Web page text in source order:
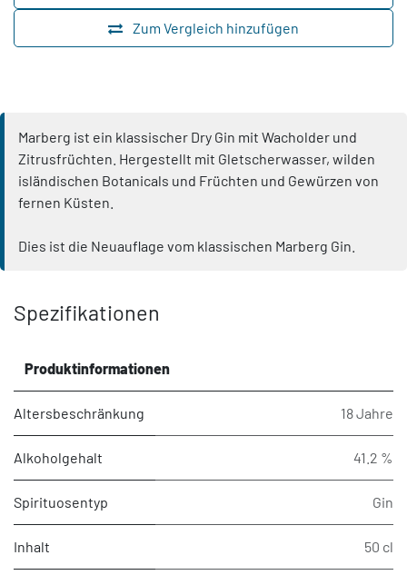
Zum Vergleich hinzufügen
Marberg ist ein klassischer Dry Gin mit Wacholder und
Zitrusfrüchten. Hergestellt mit Gletscherwasser, wilden
isländischen Botanicals und Früchten und Gewürzen von
fernen Küsten.
Dies ist die Neuauflage vom klassischen Marberg Gin.
Spezifikationen
Produktinformationen
Altersbeschränkung 18 Jahre
Alkoholgehalt 41.2 %
Spirituosentyp Gin
Inhalt 50 cl